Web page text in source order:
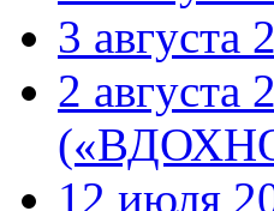
3 августа
2
12 июля